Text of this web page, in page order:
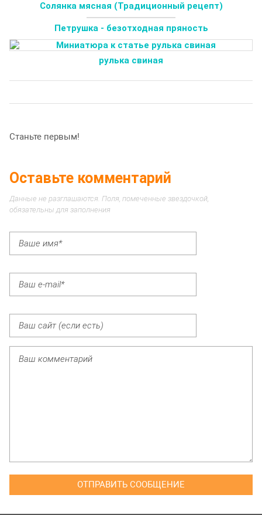
Солянка мясная (Традиционный рецепт)
Петрушка - безотходная пряность
рулька свиная
Станьте первым!
Оставьте комментарий
Данные не разглашаются. Поля, помеченные звездочкой,
обязательны для заполнения